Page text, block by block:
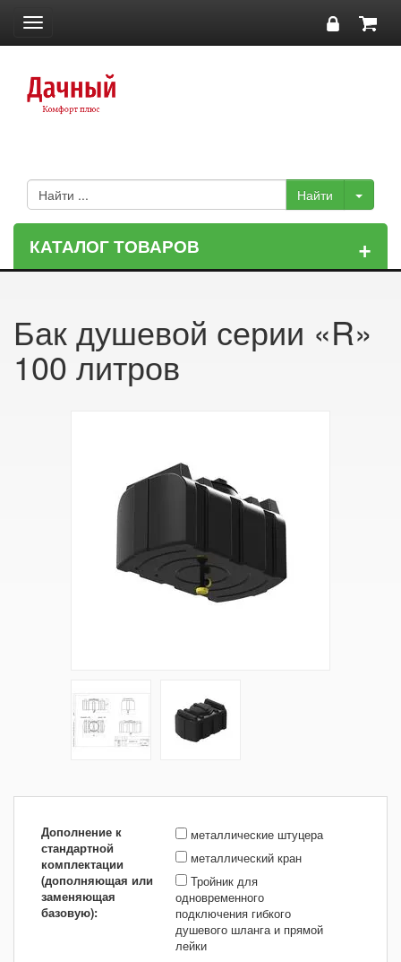
Toggle
navigation
КАТАЛОГ ТОВАРОВ +
Бак душевой серии «R»
100 литров
Дополнение к
стандартной
комплектации
(дополняющая или
заменяющая
базовую):
металлические штуцера
металлический кран
Тройник для
одновременного
подключения гибкого
душевого шланга и прямой
лейки